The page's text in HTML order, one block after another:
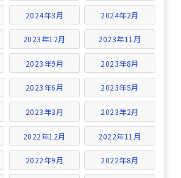
2024年3月 2024年2月
2023年12月 2023年11月
2023年9月 2023年8月
2023年6月 2023年5月
2023年3月 2023年2月
2022年12月 2022年11月
2022年9月 2022年8月